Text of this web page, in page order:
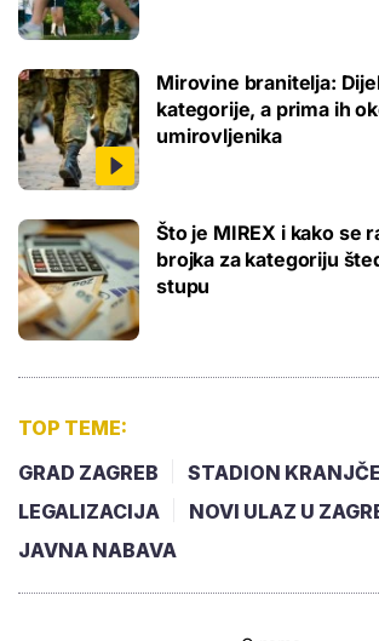
Mirovine branitelja:
kategorije, a prima ih
umirovljenika
Što je MIREX i kako se
brojka za kategoriju
stupu
TOP TEME:
GRAD ZAGREB
STADION
LEGALIZACIJA
NOVI ULAZ U
JAVNA NABAVA